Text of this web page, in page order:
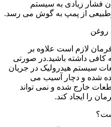
فشار زیادی به سیستم
از پمپ به گوش می رسد.
روغن
لازم است علاوه بر
کافی داشته باشید.در صورتی
سیستم هیدرولیک در جریان
شده و دچار آسیب می
خارج شده و نمی تواند
را ایجاد کند.